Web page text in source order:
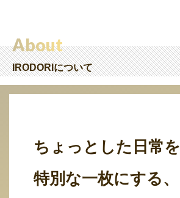
About
IRODORIについて
ちょっとした日常を
特別な一枚にする、